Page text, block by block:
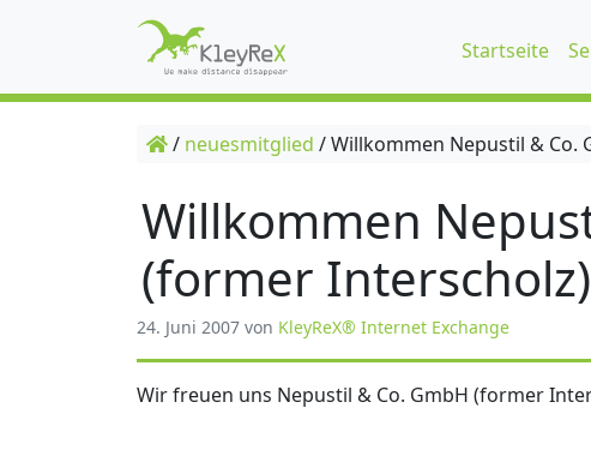
Startseite
/ neuesmitglied /Willkommen Nepustil & Co.
Willkommen
(former
24. Juni 2007 von KleyReX® Internet Exchange
Wir freuen uns Nepustil & Co. GmbH (former